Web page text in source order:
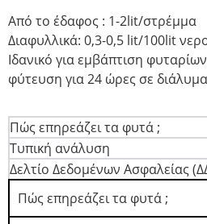
Από το έδαφος : 1-2lit/στρέμμα
Διαφυλλικά: 0,3-0,5 lit/100lit
Ιδανικό για εμβάπτιση
φύτευση για 24 ώρες σε
Πώς επηρεάζει τα φυτά ;
Τυπική ανάλυση
Δελτίο Δεδομένων Ασφαλείας
Πώς επηρεάζει τα φυτά ;